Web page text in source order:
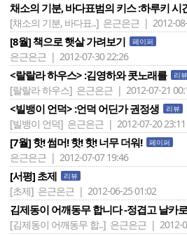
채소의 기분, 바다표범의 키스 :하루키 시
[채소의 기분, 바다표..] 은근은근 | 2012-
[8월] 책으로 햇살 가려보기 페이퍼
은근은근 | 2012-07-30 22:26
<랄랄라 하우스> :김영하와 콧노래를 리뷰
[랄랄라 하우스] 은근은근 | 2012-07-21
<빌뱅이 언덕> :언덕 어딘가 권정생 리뷰
[빌뱅이 언덕] 은근은근 | 2012-07-20 23:11
[7월] 핫! 썸머! 핫! 핫! 너무 더워! 페이퍼
은근은근 | 2012-07-07 19:46
[서평] 초제 리뷰
[초제] 은근은근 | 2012-06-25 01:02
김제동이 어깨동무 합니다 -정겹고 날카
[김제동이 어깨동무 합..] 은근은근 | 2012-